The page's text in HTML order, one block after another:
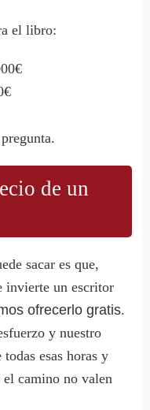
el libro:
de un
sacar es que,
invierte un escritor
ofrecerlo gratis.
y nuestro
esas horas y
el camino no valen